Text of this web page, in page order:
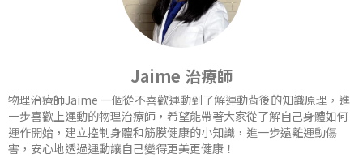
Jaime 治療師
物理治療師Jaime 一個從不喜歡運動到了解運動背後的知識原理，進
一步喜歡上運動的物理治療師，希望能帶著大家從了解自己身體如何
運作開始，建立控制身體和筋膜健康的小知識，進一步遠離運動傷
害，安心地透過運動讓自己變得更美更健康！